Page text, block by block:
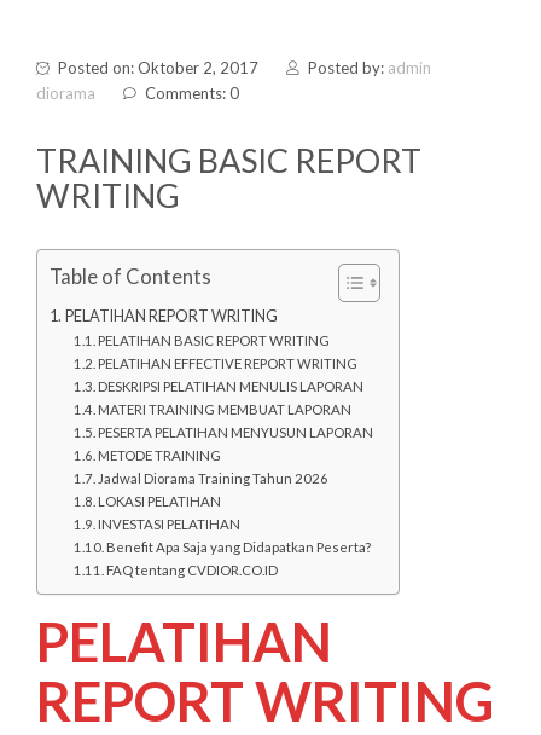
Posted on: Oktober 2, 2017 Posted by: admin
diorama
Comments: 0
TRAINING BASIC REPORT
WRITING
Table of Contents
PELATIHAN REPORT WRITING
PELATIHAN BASIC REPORT WRITING
PELATIHAN EFFECTIVE REPORT WRITING
DESKRIPSI PELATIHAN MENULIS LAPORAN
MATERI TRAINING MEMBUAT LAPORAN
PESERTA PELATIHAN MENYUSUN LAPORAN
METODE TRAINING
Jadwal Diorama Training Tahun 2026
LOKASI PELATIHAN
INVESTASI PELATIHAN
Benefit Apa Saja yang Didapatkan Peserta?
FAQ tentang CVDIOR.CO.ID
PELATIHAN
REPORT WRITING